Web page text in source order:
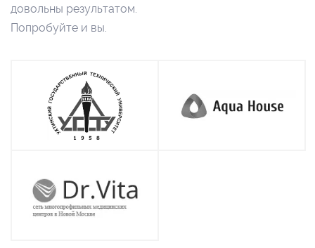
довольны результатом.
Попробуйте и вы.